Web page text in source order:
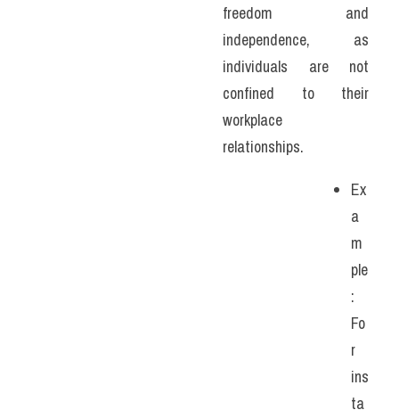
freedom and
independence, as
individuals are not
confined to their
workplace
relationships.
Ex
a
m
ple
:
Fo
r
ins
ta